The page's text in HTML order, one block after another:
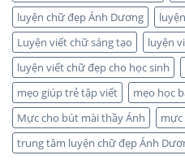
luyện chữ đẹp Ánh Dương
Luyện viết chữ sáng tạo
luyện
luyện viết chữ đẹp cho học sinh
mẹo giúp trẻ tập viết
mẹo học
Mực cho bút mài thầy Ánh
trung tâm luyện chữ đẹp Ánh